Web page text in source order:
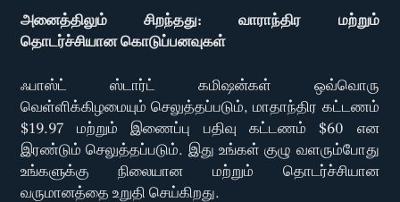
அனைத்திலும் சிறந்தது: வாராந்திர மற்றும்
தொடர்ச்சியான கொடுப்பனவுகள்
ஃபாஸ்ட் ஸ்டார்ட் கமிஷன்கள் ஒவ்வொரு
வெள்ளிக்கிழமையும் செலுத்தப்படும், மாதாந்திர கட்டணம்
$19.97 மற்றும் இணைப்பு பதிவு கட்டணம் $60 என
இரண்டும் செலுத்தப்படும். இது உங்கள் குழு வளரும்போது
உங்களுக்கு நிலையான மற்றும் தொடர்ச்சியான
வருமானத்தை உறுதி செய்கிறது.